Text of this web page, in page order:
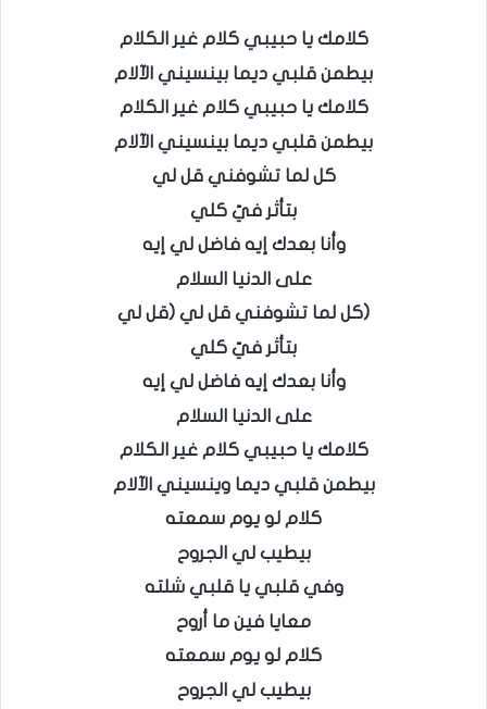
كلامك يا حبيبي كلام غير الكلام
بيطمن قلبي ديما بينسيني الآلام
كلامك يا حبيبي كلام غير الكلام
بيطمن قلبي ديما بينسيني الآلام
كل لما تشوفني قل لي
بتأثر فيّ كلي
وأنا بعدك إيه فاضل لي إيه
على الدنيا السلام
(كل لما تشوفني قل لي (قل لي
بتأثر فيّ كلي
وأنا بعدك إيه فاضل لي إيه
على الدنيا السلام
كلامك يا حبيبي كلام غير الكلام
بيطمن قلبي ديما وينسيني الآلام
كلام لو يوم سمعته
بيطيب لي الجروح
وفي قلبي يا قلبي شلته
معايا فين ما أروح
كلام لو يوم سمعته
بيطيب لي الجروح